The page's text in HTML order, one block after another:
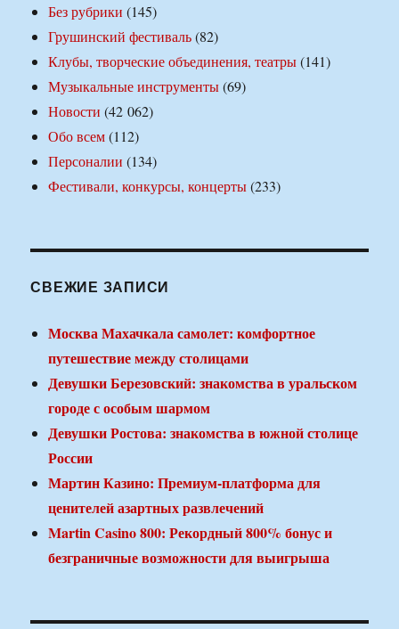
Без рубрики (145)
Грушинский фестиваль(82)
Клубы, творческие объединения, театры(141)
Музыкальные инструменты(69)
Новости (42 062)
Обо всем(112)
Персоналии (134)
Фестивали, конкурсы, концерты(233)
СВЕЖИЕ ЗАПИСИ
Москва Махачкала самолет: комфортное
путешествие между столицами
Девушки Березовский: знакомства в уральском
городе с особым шармом
Девушки Ростова: знакомства в южной столице
России
Мартин Казино: Премиум-платформа для
ценителей азартных развлечений
Martin Casino 800: Рекордный 800% бонус и
безграничные возможности для выигрыша